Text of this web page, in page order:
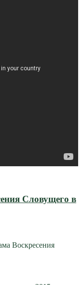
Словущего в
Воскресения